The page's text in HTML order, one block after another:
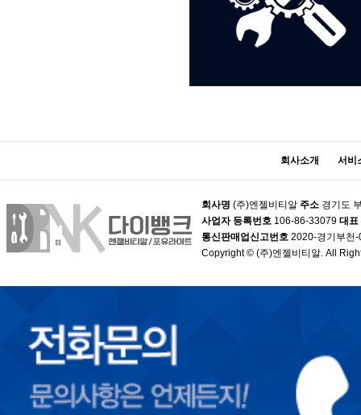
회사소개 서비
회사명 (주)엔젤비티알 주소 경기도
사업자 등록번호 106-86-33079 대표
통신판매업신고번호 2020-경기부천
Copyright © (주)엔젤비티알. All